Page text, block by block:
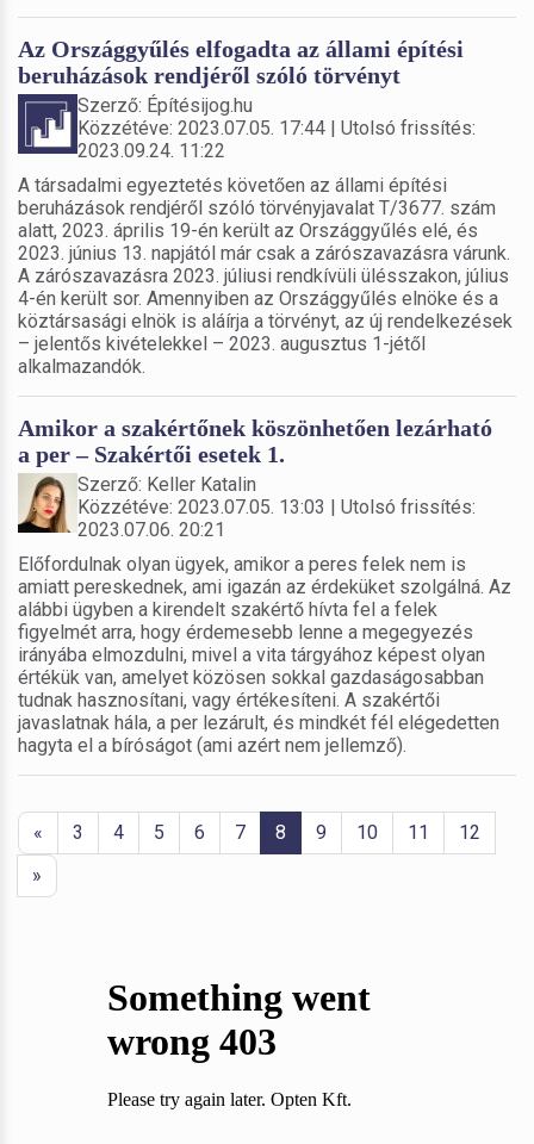
Az Országgyűlés elfogadta az állami építési
beruházások rendjéről szóló törvényt
Szerző: Építésijog.hu
Közzétéve: 2023.07.05. 17:44 | Utolsó frissítés:
2023.09.24. 11:22
A társadalmi egyeztetés követően az állami építési
beruházások rendjéről szóló törvényjavalat T/3677. szám
alatt, 2023. április 19-én került az Országgyűlés elé, és
2023. június 13. napjától már csak a zárószavazásra várunk.
A zárószavazásra 2023. júliusi rendkívüli ülésszakon, július
4-én került sor. Amennyiben az Országgyűlés elnöke és a
köztársasági elnök is aláírja a törvényt, az új rendelkezések
– jelentős kivételekkel – 2023. augusztus 1-jétől
alkalmazandók.
Amikor a szakértőnek köszönhetően lezárható
a per – Szakértői esetek 1.
Szerző: Keller Katalin
Közzétéve: 2023.07.05. 13:03 | Utolsó frissítés:
2023.07.06. 20:21
Előfordulnak olyan ügyek, amikor a peres felek nem is
amiatt pereskednek, ami igazán az érdeküket szolgálná. Az
alábbi ügyben a kirendelt szakértő hívta fel a felek
figyelmét arra, hogy érdemesebb lenne a megegyezés
irányába elmozdulni, mivel a vita tárgyához képest olyan
értékük van, amelyet közösen sokkal gazdaságosabban
tudnak hasznosítani, vagy értékesíteni. A szakértői
javaslatnak hála, a per lezárult, és mindkét fél elégedetten
hagyta el a bíróságot (ami azért nem jellemző).
« 3 4 5 6 7 8 9 10 11
12
»